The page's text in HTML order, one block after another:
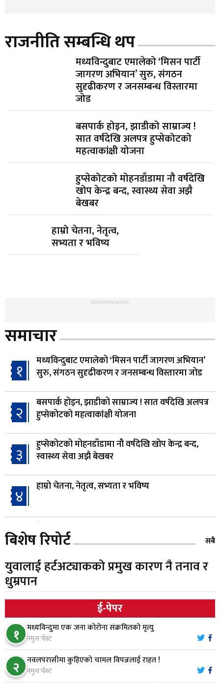
राजनीति सम्बन्धि थप
मध्यविन्दुबाट एमालेको ‘मिसन पार्टी
जागरण अभियान’ सुरु, संगठन
सुदृढीकरण र जनसम्बन्ध विस्तारमा
जोड
बसपार्क होइन, झाडीको साम्राज्य !
सात वर्षदेखि अलपत्र हुप्सेकोटको
महत्वाकांक्षी योजना
हुप्सेकोटको मोहनडाँडामा नौ वर्षदेखि
खोप केन्द्र बन्द, स्वास्थ्य सेवा अझै
बेखबर
हाम्रो चेतना, नेतृत्व,
सभ्यता र भविष्य
ADVERTISEMENT
समाचार
१
मध्यविन्दुबाट एमालेको ‘मिसन पार्टी जागरण अभियान’
सुरु, संगठन सुदृढीकरण र जनसम्बन्ध विस्तारमा जोड
२
बसपार्क होइन, झाडीको साम्राज्य ! सात वर्षदेखि अलपत्र
हुप्सेकोटको महत्वाकांक्षी योजना
३
हुप्सेकोटको मोहनडाँडामा नौ वर्षदेखि खोप केन्द्र बन्द,
स्वास्थ्य सेवा अझै बेखबर
४ हाम्रो चेतना, नेतृत्व, सभ्यता र भविष्य
५
गैँडाको आतंकः बगुवनमा किसानको धानबाली नष्ट,
क्षतिपूर्तिको माग
६
स्थापनाको एक दशकपछि विनयी त्रिवेणीको आफ्नै
प्रशासकीय भवनको शिलान्यास
७
भरतपुर अस्पतालद्वारा आइसियुमा प्रतिक्षारत बिरामीको
नाम ‘डिस्प्ले बोर्ड’मा
८ नारायणघाट–बुटवल सडकमा ‘क्यानोपी ब्रिज’ निर्माण
बिशेष रिपोर्ट सबै
युवालाई हर्टअट्याकको प्रमुख कारण नै तनाव र
धुम्रपान
ई-पेपर
१ मध्यविन्दुमा एक जना कोरोना संक्रमितको मृत्यु
नमुना पोस्ट
२ नवलपरासीमा कुहिएको चामल विपन्नलाई राहत !
नमुना पोस्ट